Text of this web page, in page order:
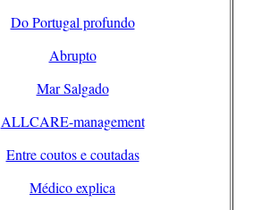
Do Portugal profundo
Abrupto
Mar Salgado
ALLCARE-management
Entre coutos e coutadas
Médico explica